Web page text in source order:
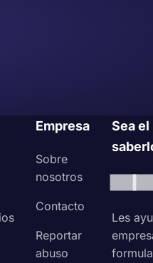
Empresa
Sobre
nosotros
Contacto
Reportar
abuso
Sea
Les